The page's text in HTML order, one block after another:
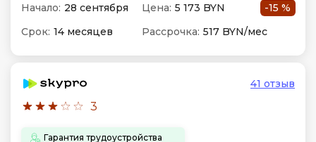
Начало: 28 сентября Цена: 5 173 BYN
-15 %
Срок: 14 месяцев Рассрочка: 517 BYN/мес
3
41 отзыв
Гарантия трудоустройства